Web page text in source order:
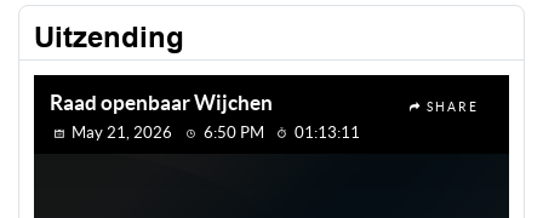
Uitzending